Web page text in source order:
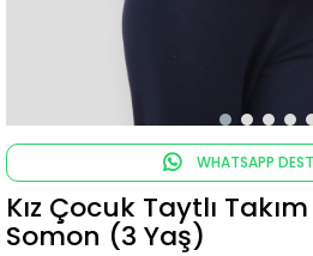
WHATSAPP
Kız Çocuk Taytlı
Somon (3 Yaş)